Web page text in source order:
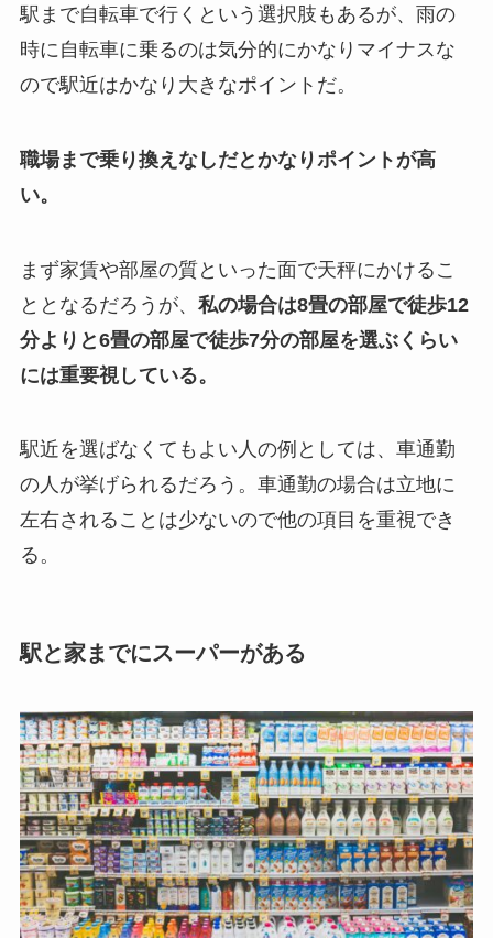
駅まで自転車で行くという選択肢もあるが、雨の
時に自転車に乗るのは気分的にかなりマイナスな
ので駅近はかなり大きなポイントだ。
職場まで乗り換えなしだとかなりポイントが高
い。
まず家賃や部屋の質といった面で天秤にかけるこ
ととなるだろうが、 私の場合は8畳の部屋で徒歩12
分よりと6畳の部屋で徒歩7分の部屋を選ぶくらい
には重要視している。
駅近を選ばなくてもよい人の例としては、車通勤
の人が挙げられるだろう。車通勤の場合は立地に
左右されることは少ないので他の項目を重視でき
る。
駅と家までにスーパーがある